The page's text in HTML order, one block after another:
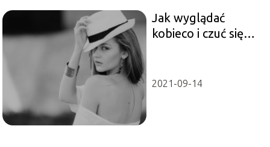
Jak wyglądać
kobieco i czuć się
2021-09-14